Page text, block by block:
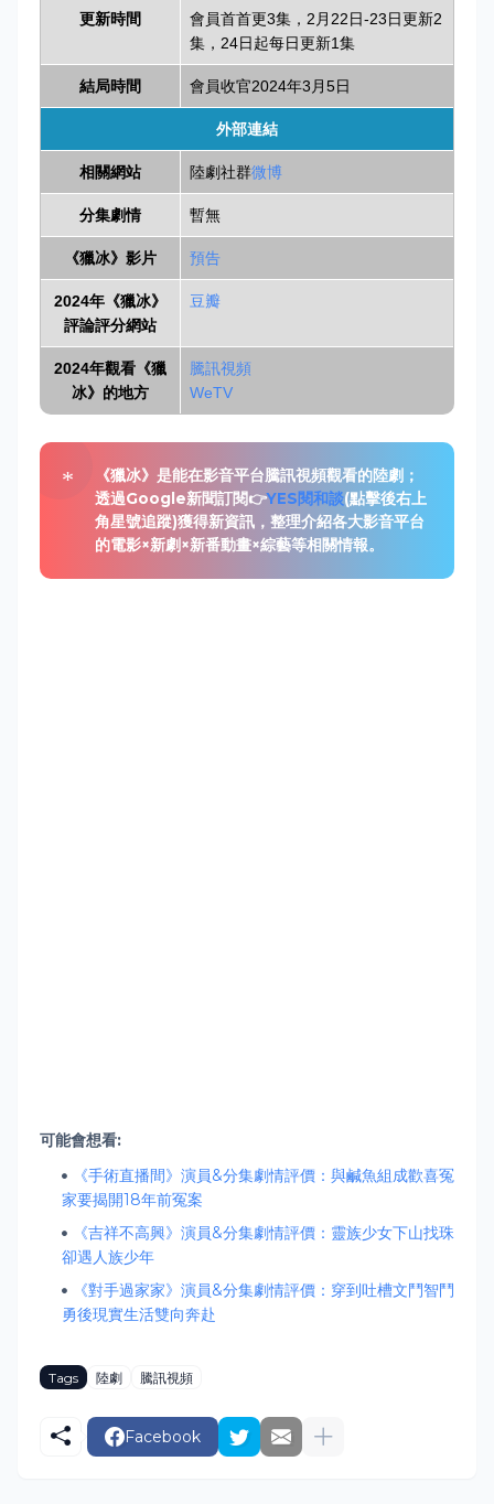
更新時間
會員首首更3集，2月22日-23日更新2
集，24日起每日更新1集
結局時間 會員收官2024年3月5日
外部連結
相關網站 陸劇社群微博
分集劇情 暫無
《獵冰》影片 預告
2024年《獵冰》
評論評分網站
豆瓣
2024年觀看《獵
冰》的地方
騰訊視頻
WeTV
《獵冰》是能在影音平台騰訊視頻觀看的陸劇；
透過Google新聞訂閱👉YES閱和談(點擊後右上
角星號追蹤)獲得新資訊，整理介紹各大影音平台
的電影×新劇×新番動畫×綜藝等相關情報。
可能會想看:
《手術直播間》演員&分集劇情評價：與鹹魚組成歡喜冤
家要揭開18年前冤案
《吉祥不高興》演員&分集劇情評價：靈族少女下山找珠
卻遇人族少年
《對手過家家》演員&分集劇情評價：穿到吐槽文鬥智鬥
勇後現實生活雙向奔赴
Tags 陸劇 騰訊視頻
Facebook